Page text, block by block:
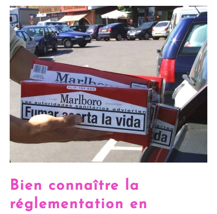
Bien connaître la
réglementation en